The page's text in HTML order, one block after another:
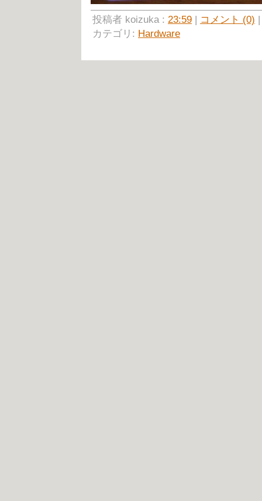
投稿者 koizuka : 23:59 | コメント (0)
カテゴリ: Hardware